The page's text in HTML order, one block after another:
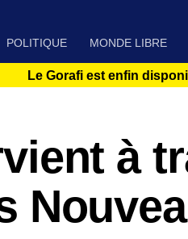
POLITIQUE MONDE LIBRE
Le Gorafi est enfin
à